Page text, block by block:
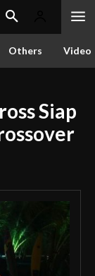
Others Video
Siap